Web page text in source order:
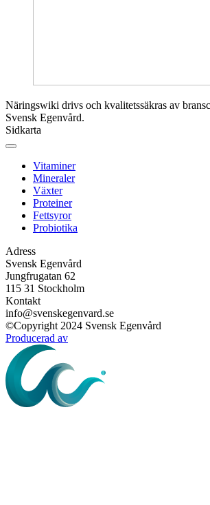
Näringswiki drivs och kvalitetssäkras av
Svensk Egenvård.
Sidkarta
Vitaminer
Mineraler
Växter
Proteiner
Fettsyror
Probiotika
Adress
Svensk Egenvård
Jungfrugatan 62
115 31 Stockholm
Kontakt
info@svenskegenvard.se
©Copyright 2024 Svensk Egenvård
Producerad av